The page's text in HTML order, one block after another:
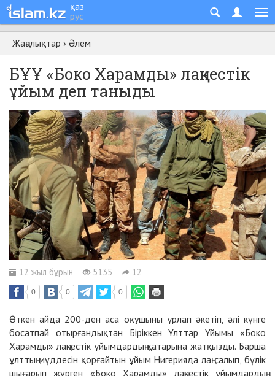
қаз
рус
Жаңалықтар › Әлем
БҰҰ «Боко Харамды» лаңкестік
ұйым деп таныды
12 жыл бұрын 5135 12
0 0 0
Өткен айда 200-ден аса оқушыны ұрлап әкетіп, әлі күнге
босатпай отырғандықтан Біріккен Ұлттар Ұйымы «Боко
Харамды» лаңкестік ұйымдардың қатарына жатқызды. Барша
ұлттың мүддесін қорғайтын ұйым Нигерияда лаң салып, бүлік
шығарып жүрген «Боко Харамды» лаңкестік ұйымдардың